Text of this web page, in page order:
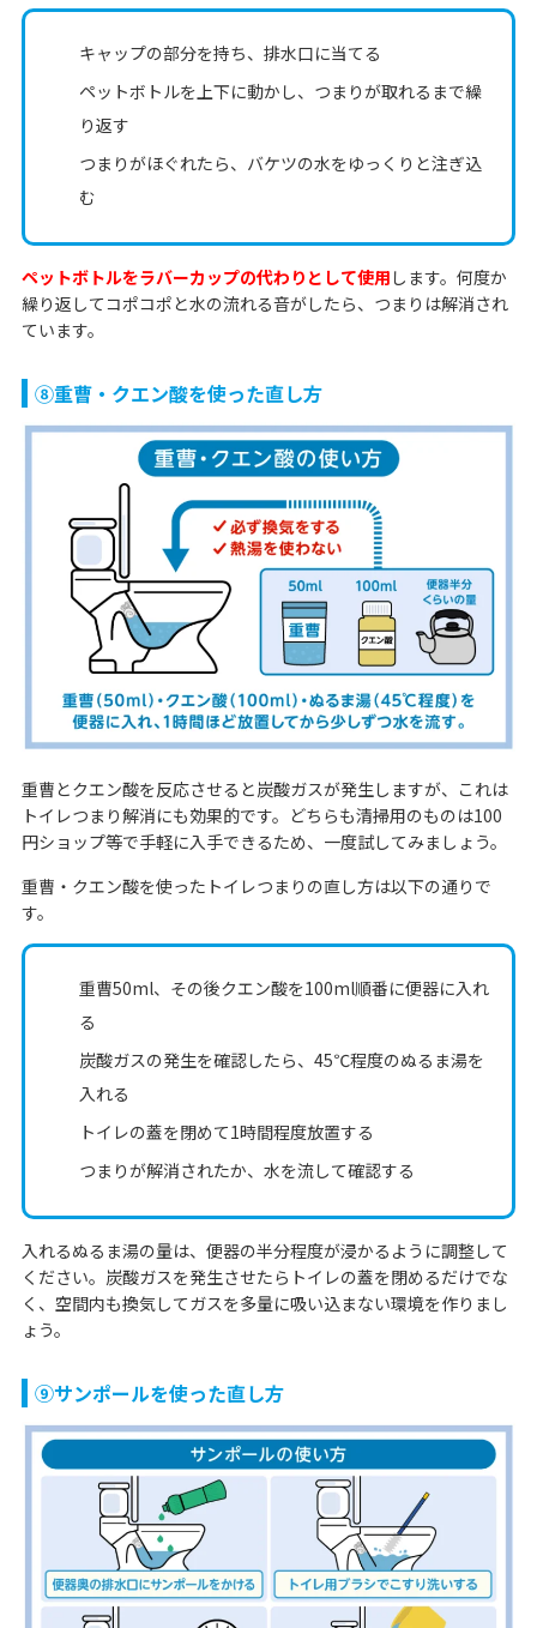
キャップの部分を持ち、排水口に当てる
ペットボトルを上下に動かし、つまりが取れるまで繰
り返す
つまりがほぐれたら、バケツの水をゆっくりと注ぎ込
む
ペットボトルをラバーカップの代わりとして使用 します。何度か
繰り返してコポコポと水の流れる音がしたら、つまりは解消され
ています。
⑧重曹・クエン酸を使った直し方
重曹とクエン酸を反応させると炭酸ガスが発生しますが、これは
トイレつまり解消にも効果的です。どちらも清掃用のものは100
円ショップ等で手軽に入手できるため、一度試してみましょう。
重曹・クエン酸を使ったトイレつまりの直し方は以下の通りで
す。
重曹50ml、その後クエン酸を100ml順番に便器に入れ
る
炭酸ガスの発生を確認したら、45℃程度のぬるま湯を
入れる
トイレの蓋を閉めて1時間程度放置する
つまりが解消されたか、水を流して確認する
入れるぬるま湯の量は、便器の半分程度が浸かるように調整して
ください。炭酸ガスを発生させたらトイレの蓋を閉めるだけでな
く、空間内も換気してガスを多量に吸い込まない環境を作りまし
ょう。
⑨サンポールを使った直し方